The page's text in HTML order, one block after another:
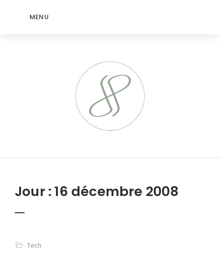
MENU
Jour :16 décembre 2008
Tech